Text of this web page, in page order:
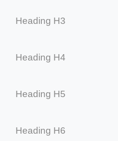
Heading H3
Heading H4
Heading H5
Heading H6